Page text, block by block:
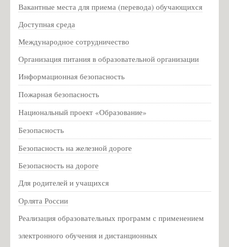
Зелёва А.В. - замдиректора по АХЧ
Про спорт: кубок губернатора
Музей
Деятельность музея
Виртуальный музей. Экскурсии
Мероприятия музея
Заочная викторина, посвященная Дню рождения В. Ф.
Маргелова
Мероприятия музея 2019г
Вакантные места для приема (перевода) обучающихся
Доступная среда
Международное сотрудничество
Организация питания в образовательной организации
Информационная безопасность
Пожарная безопасность
Национальный проект «Образование»
Безопасность
Безопасность на железной дороге
Безопасность на дороге
Для родителей и учащихся
Орлята России
Реализация образовательных программ с применением
электронного обучения и дистанционных